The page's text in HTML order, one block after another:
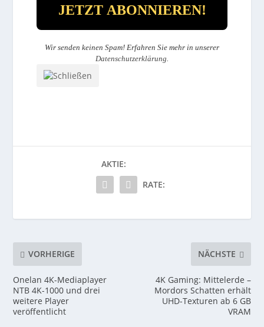
Wir senden keinen Spam! Erfahren Sie mehr in unserer
Datenschutzerklärung
AKTIE:
RATE:
VORHERIGE
Onelan 4K-Mediaplayer
NTB 4K-1000 und drei
weitere Player
veröffentlicht
NÄCHSTE
4K Gaming: Mittelerde –
Mordors Schatten erhält
UHD-Texturen ab 6 GB
VRAM